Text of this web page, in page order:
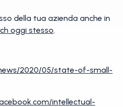
della tua azienda anche in
oggi stesso.
2020/05/state-of-small-
intellectual-